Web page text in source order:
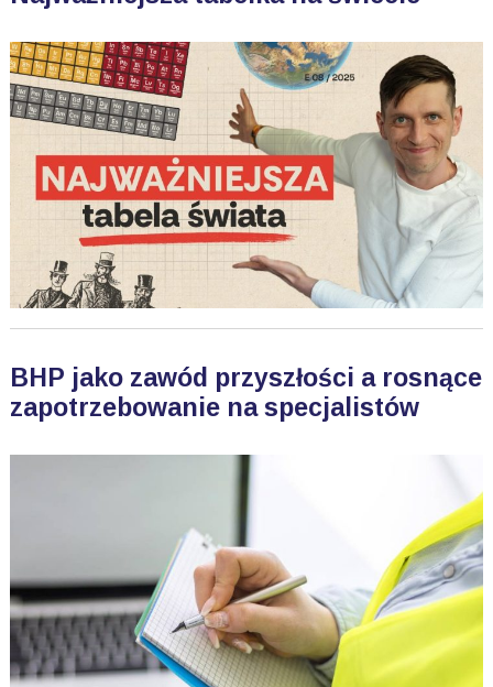
BHP jako zawód przyszłości a rosnące
zapotrzebowanie na specjalistów